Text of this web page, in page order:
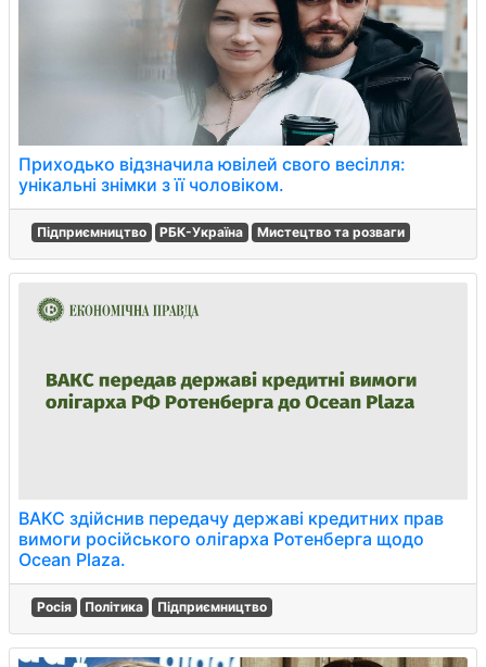
Приходько відзначила ювілей свого весілля:
унікальні знімки з її чоловіком.
Підприємництво РБК-Україна Мистецтво та розваги
ВАКС здійснив передачу державі кредитних прав
вимоги російського олігарха Ротенберга щодо
Ocean Plaza.
Росія Політика Підприємництво